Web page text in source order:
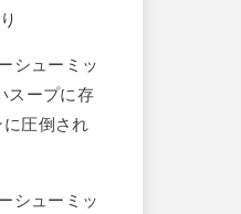
シューミッ
スープに存
圧倒され
シューミッ